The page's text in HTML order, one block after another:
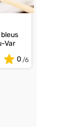
Var
0